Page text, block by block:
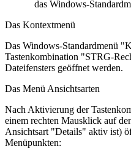
das Windows-
Das Kontextmenü
Das Windows-Standardmenü
Tastenkombination "STRG-
Dateifensters geöffnet werden.
Das Menü Ansichtsarten
Nach Aktivierung der
einem rechten Mausklick auf
Ansichtsart "Details" aktiv ist)
Menüpunkten: